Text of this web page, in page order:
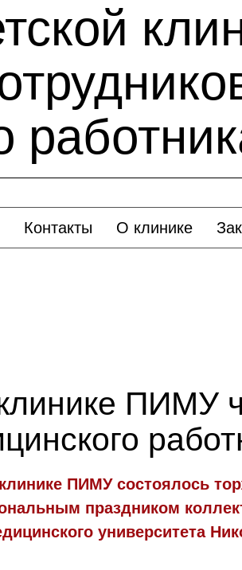
Контакты О клинике
ПИМУ
ПИМУ состоялось
праздником
университета